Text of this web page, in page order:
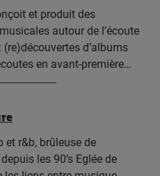
et produit des
autour de l’écoute
d’albums
en avant-première…
et r&b, brûleuse de
les 90’s Eglée de